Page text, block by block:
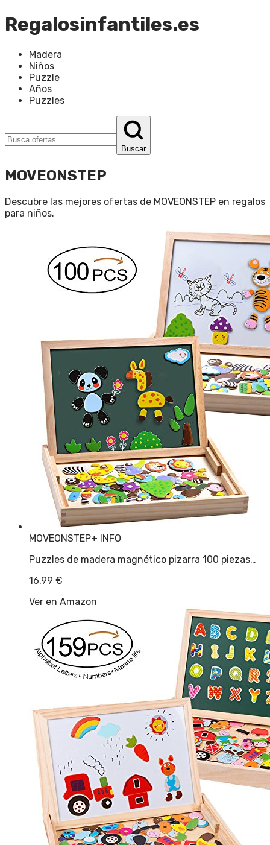
Regalosinfantiles.es
Madera
Niños
Puzzle
Años
Puzzles
Buscar
MOVEONSTEP
Descubre las mejores ofertas de MOVEONSTEP en regalos
para niños.
MOVEONSTEP+ INFO
Puzzles de madera magnético pizarra 100 piezas…
16,99 €
Ver en Amazon